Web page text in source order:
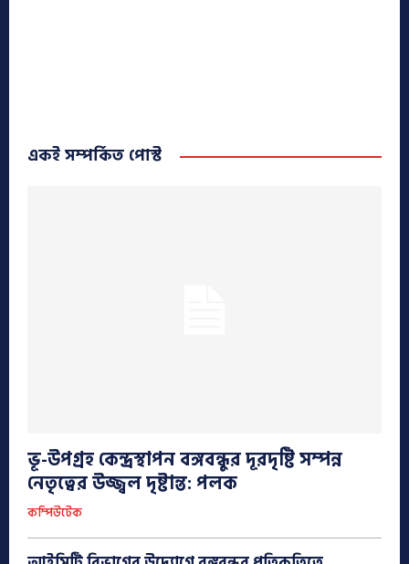
একই সম্পর্কিত পোস্ট
ভূ-উপগ্রহ কেন্দ্রস্থাপন বঙ্গবন্ধুর দূরদৃষ্টি সম্পন্ন
নেতৃত্বের উজ্জ্বল দৃষ্টান্ত: পলক
কম্পিউটেক